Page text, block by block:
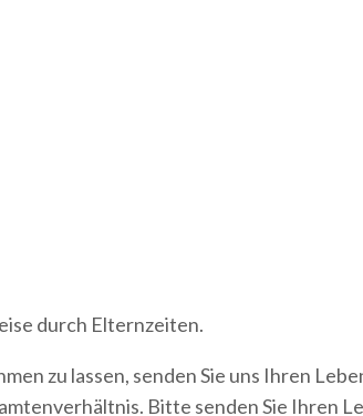
durch Elternzeiten.
zu lassen, senden Sie uns Ihren
Bitte senden Sie Ihren